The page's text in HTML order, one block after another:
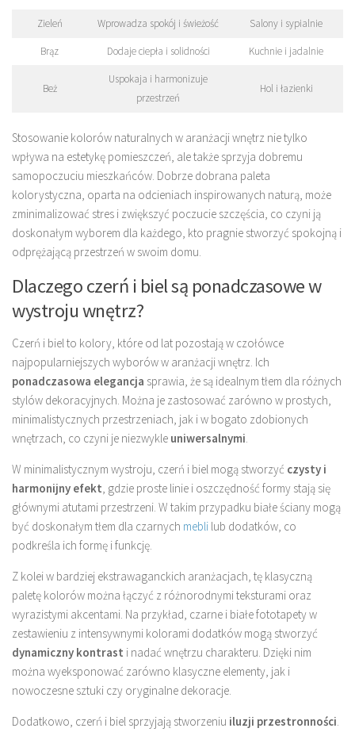
Zieleń Wprowadza spokój i świeżość Salony i sypialnie
Brąz Dodaje ciepła i solidności Kuchnie i jadalnie
Beż
Uspokaja i harmonizuje
przestrzeń
Hol i łazienki
Stosowanie kolorów naturalnych w aranżacji wnętrz nie tylko
wpływa na estetykę pomieszczeń, ale także sprzyja dobremu
samopoczuciu mieszkańców. Dobrze dobrana paleta
kolorystyczna, oparta na odcieniach inspirowanych naturą, może
zminimalizować stres i zwiększyć poczucie szczęścia, co czyni ją
doskonałym wyborem dla każdego, kto pragnie stworzyć spokojną i
odprężającą przestrzeń w swoim domu.
Dlaczego czerń i biel są ponadczasowe w
wystroju wnętrz?
Czerń i biel to kolory, które od lat pozostają w czołówce
najpopularniejszych wyborów w aranżacji wnętrz. Ich
ponadczasowa elegancja sprawia, że są idealnym tłem dla różnych
stylów dekoracyjnych. Można je zastosować zarówno w prostych,
minimalistycznych przestrzeniach, jak i w bogato zdobionych
wnętrzach, co czyni je niezwykle uniwersalnymi.
W minimalistycznym wystroju, czerń i biel mogą stworzyć czysty i
harmonijny efekt, gdzie proste linie i oszczędność formy stają się
głównymi atutami przestrzeni. W takim przypadku białe ściany mogą
być doskonałym tłem dla czarnych mebli lub dodatków, co
podkreśla ich formę i funkcję.
Z kolei w bardziej ekstrawaganckich aranżacjach, tę klasyczną
paletę kolorów można łączyć z różnorodnymi teksturami oraz
wyrazistymi akcentami. Na przykład, czarne i białe fototapety w
zestawieniu z intensywnymi kolorami dodatków mogą stworzyć
dynamiczny kontrast i nadać wnętrzu charakteru. Dzięki nim
można wyeksponować zarówno klasyczne elementy, jak i
nowoczesne sztuki czy oryginalne dekoracje.
Dodatkowo, czerń i biel sprzyjają stworzeniu iluzji przestronności.